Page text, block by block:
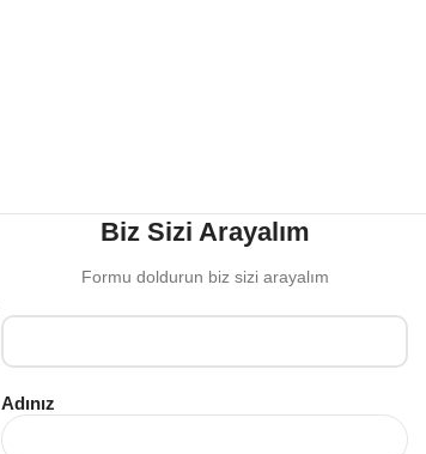
Biz Sizi Arayalım
Formu doldurun biz sizi arayalım
Adınız